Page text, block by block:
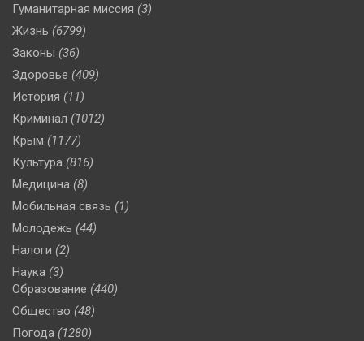
Гуманитарная миссия (3)
Жизнь (6799)
Законы (36)
Здоровье (409)
История (11)
Криминал (1012)
Крым (1177)
Культура (816)
Медицина (8)
Мобильная связь (1)
Молодежь (44)
Налоги (2)
Наука (3)
Образование (440)
Общество (48)
Погода (1280)